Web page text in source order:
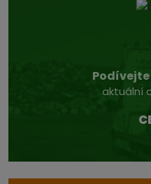
Podívejte
aktuální